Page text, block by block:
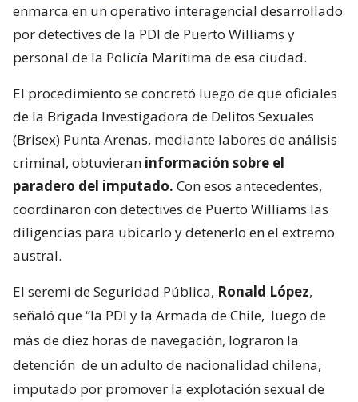
enmarca en un operativo interagencial desarrollado
por detectives de la PDI de Puerto Williams y
personal de la Policía Marítima de esa ciudad.
El procedimiento se concretó luego de que oficiales
de la Brigada Investigadora de Delitos Sexuales
(Brisex) Punta Arenas, mediante labores de análisis
criminal, obtuvieran información sobre el
paradero del imputado. Con esos antecedentes,
coordinaron con detectives de Puerto Williams las
diligencias para ubicarlo y detenerlo en el extremo
austral.
El seremi de Seguridad Pública, Ronald López,
señaló que “la PDI y la Armada de Chile, luego de
más de diez horas de navegación, lograron la
detención de un adulto de nacionalidad chilena,
imputado por promover la explotación sexual de